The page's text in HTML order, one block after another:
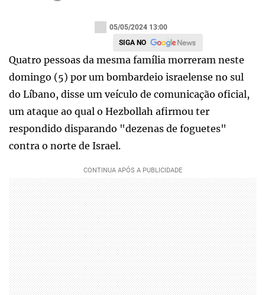
05/05/2024 13:00
SIGA NO
Quatro pessoas da mesma família morreram neste
domingo (5) por um bombardeio israelense no sul
do Líbano, disse um veículo de comunicação oficial,
um ataque ao qual o Hezbollah afirmou ter
respondido disparando "dezenas de foguetes"
contra o norte de Israel.